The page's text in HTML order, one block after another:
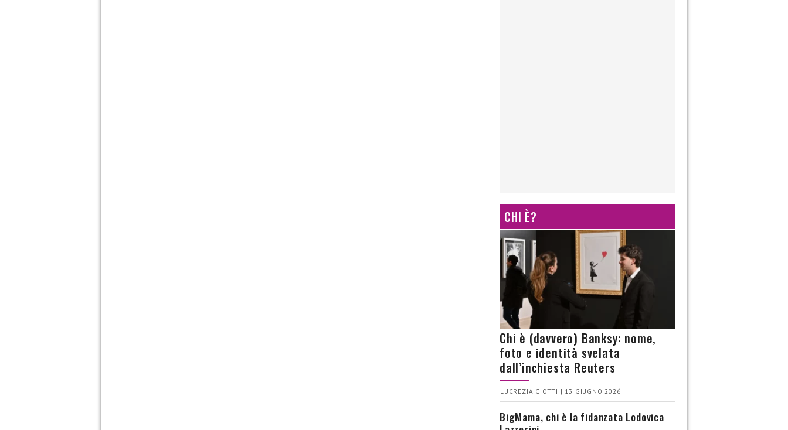
CHI È?
Chi è (davvero) Banksy: nome,
foto e identità svelata
dall’inchiesta Reuters
LUCREZIA CIOTTI | 13 GIUGNO 2026
BigMama, chi è la fidanzata Lodovica